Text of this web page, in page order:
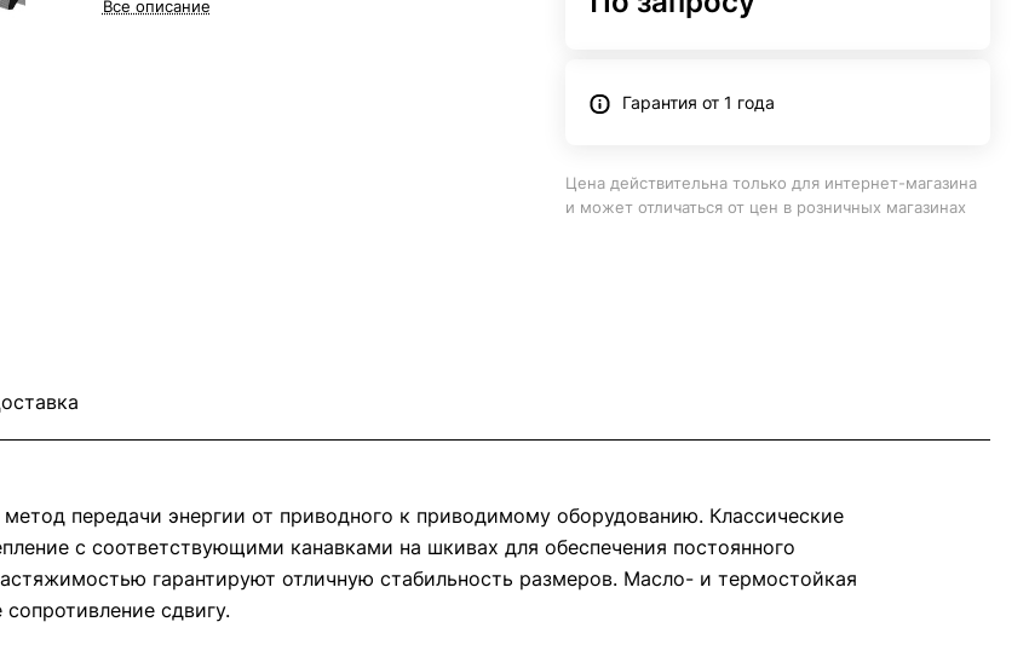
Все описание
Гарантия от 1 года
Цена действительна только для интернет-магазина
и может отличаться от цен в розничных магазинах
передачи энергии от приводного к приводимому оборудованию. Классические
с соответствующими канавками на шкивах для обеспечения постоянного
гарантируют отличную стабильность размеров. Масло- и термостойкая
сдвигу.